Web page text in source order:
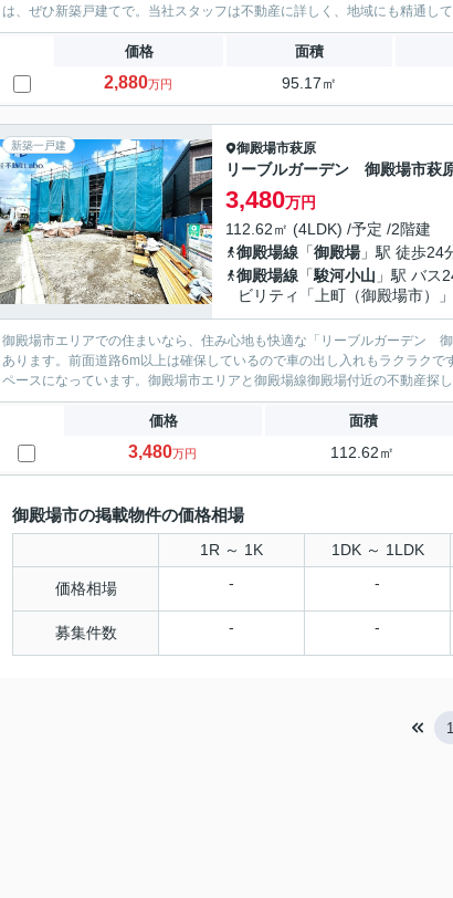
は、ぜひ新築戸建てで。当社スタッフは不動産に詳しく、地域にも精通し
価格 面積
2,880万円 95.17㎡
新築一戸建 御殿場市萩原
リーブルガーデン 御殿場市萩
3,480万円
112.62㎡ (4LDK) /予定 /2階建
御殿場線 「御殿場」駅 徒歩24
御殿場線 「駿河小山 」駅 バス
ビリティ「上町（御殿場市）
御殿場市エリアでの住まいなら、住み心地も快適な「リーブルガーデン
あります。前面道路6m以上は確保しているので車の出し入れもラクラク
ペースになっています。御殿場市エリアと御殿場線御殿場付近の不動産探
価格 面積
3,480万円 112.62㎡
御殿場市の掲載物件の価格相場
1R ～ 1K 1DK ～ 1LDK
価格相場 - -
募集件数 - -
1